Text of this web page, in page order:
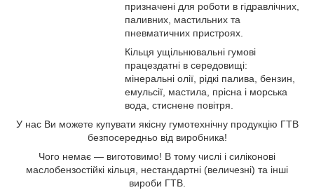
призначені для роботи в гідравлічних,
паливних, мастильних та
пневматичних пристроях.
Кільця ущільнювальні гумові
працездатні в середовищі:
мінеральні олії, рідкі палива, бензин,
емульсії, мастила, прісна і морська
вода, стиснене повітря.
У нас Ви можете купувати якісну гумотехнічну продукцію ГТВ
безпосередньо від виробника!
Чого немає ― виготовимо! В тому числі і силіконові
маслобензостійкі кільця, нестандартні (величезні) та інші
вироби ГТВ.